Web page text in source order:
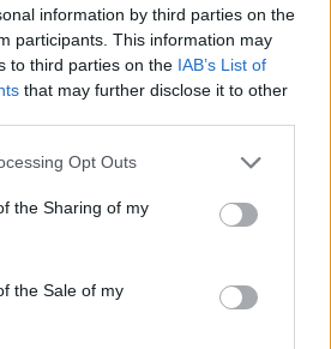
information by third parties on the
participants. This information may
to third parties on the IAB’s List of
that may further disclose it to other
app uses one or more Google
usage behaviour. You may click to
Google and its third-party tags to
specified purposes in below Google
Opt Outs
the Sharing of my
the Sale of my
elveszik az első pozíciót.
Russell került elé.
Perez, hamarosan az újságírók
Kollégánk is a helyszínen van, így
a Formula.hu weboldalát az